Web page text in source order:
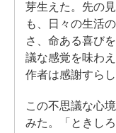
芽生えた。先の
も、日々の生活
さ、命ある喜び
議な感覚を味わ
作者は感謝すらし
この不思議な心
みた。「ときし